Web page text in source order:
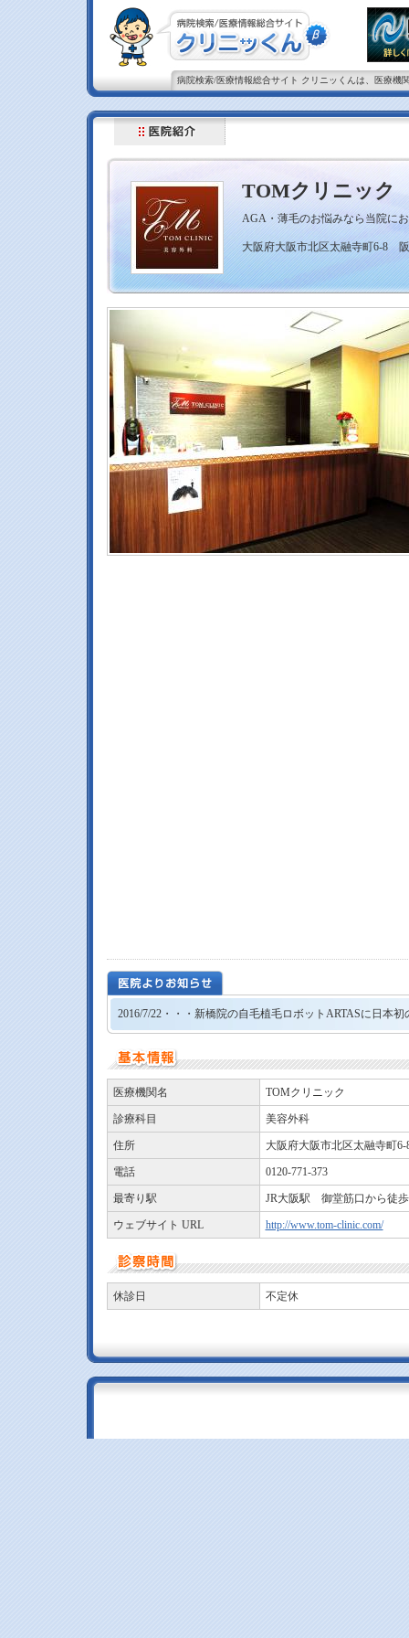
病院検索/医療情報総合サイト クリニッくんは、医療機
TOMクリニック
AGA・薄毛のお悩みなら当院に
大阪府大阪市北区太融寺町6-8
2016/7/22・・・新橋院の自毛植毛ロボットARTASに日本
医療機関名 TOMクリニック
診療科目 美容外科
住所 大阪府大阪市北区太融寺町
電話 0120-771-373
最寄り駅 JR大阪駅 御堂筋口から徒歩
ウェブサイト URL http://www.tom-clinic.com/
休診日 不定休